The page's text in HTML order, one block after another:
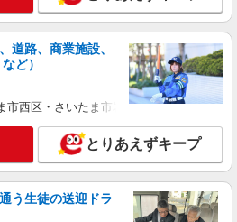
道路、商業施設、
ど）
市西区・さいたま市岩槻区・久喜市・蓮田
とりあえずキープ
う生徒の送迎ドラ